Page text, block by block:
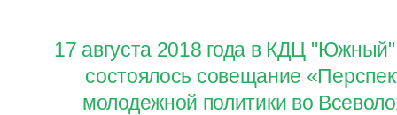
17 августа 2018 года в КДЦ
состоялось совещание
молодежной политики во